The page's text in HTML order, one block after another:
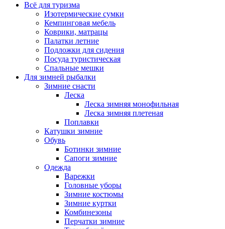
Всё для туризма
Изотермические сумки
Кемпинговая мебель
Коврики, матрацы
Палатки летние
Подложки для сидения
Посуда туристическая
Спальные мешки
Для зимней рыбалки
Зимние снасти
Леска
Леска зимняя монофильная
Леска зимняя плетеная
Поплавки
Катушки зимние
Обувь
Ботинки зимние
Сапоги зимние
Одежда
Варежки
Головные уборы
Зимние костюмы
Зимние куртки
Комбинезоны
Перчатки зимние